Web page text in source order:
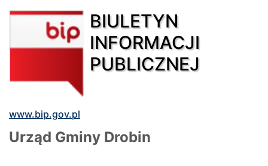
BIULETYN
INFORMACJI
PUBLICZNEJ
www.bip.gov.pl
Urząd Gminy Drobin